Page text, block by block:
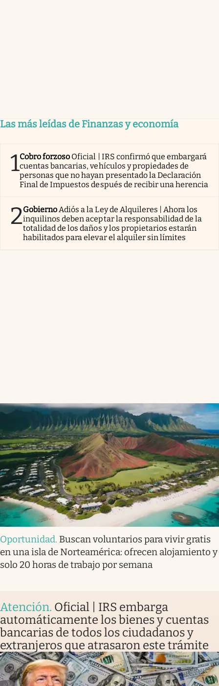
Las más leídas de Finanzas y economía
1Cobro forzoso Oficial | IRS confirmó que embargará
cuentas bancarias, vehículos y propiedades de
personas que no hayan presentado la Declaración
Final de Impuestos después de recibir una herencia
2GobiernoAdiós a la Ley de Alquileres | Ahora los
inquilinos deben aceptar la responsabilidad de la
totalidad de los daños y los propietarios estarán
habilitados para elevar el alquiler sin límites
Oportunidad. Buscan voluntarios para vivir gratis
en una isla de Norteamérica: ofrecen alojamiento y
solo 20 horas de trabajo por semana
Atención. Oficial | IRS embarga
automáticamente los bienes y cuentas
bancarias de todos los ciudadanos y
extranjeros que atrasaron este trámite